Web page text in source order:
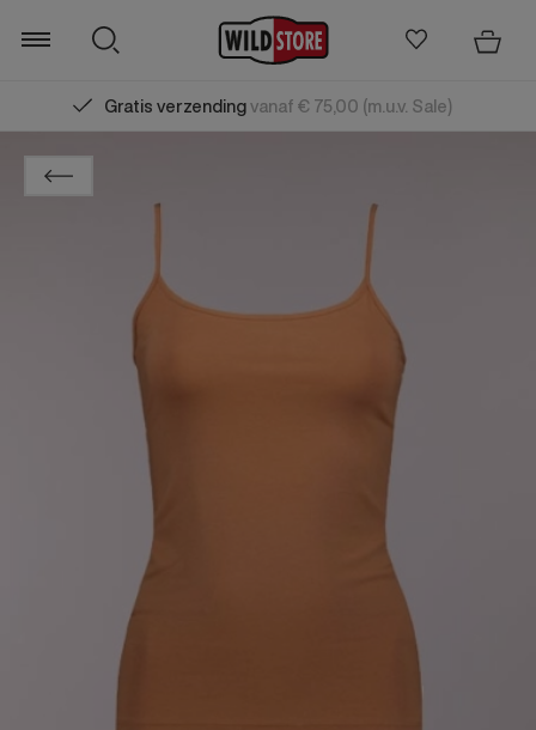
Gratis verzendingvanaf € 75,00 (m.u.v. Sale)
Zoeken